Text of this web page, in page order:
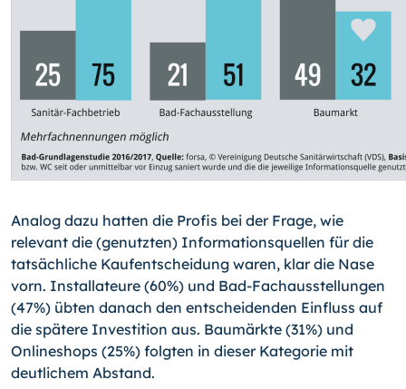
Analog dazu hatten die Profis bei der Frage, wie
relevant die (genutzten) Informationsquellen für die
tatsächliche Kaufentscheidung waren, klar die Nase
vorn. Installateure (60%) und Bad-Fachausstellungen
(47%) übten danach den entscheidenden Einfluss auf
die spätere Investition aus. Baumärkte (31%) und
Onlineshops (25%) folgten in dieser Kategorie mit
deutlichem Abstand.